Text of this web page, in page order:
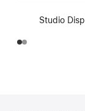
Studio